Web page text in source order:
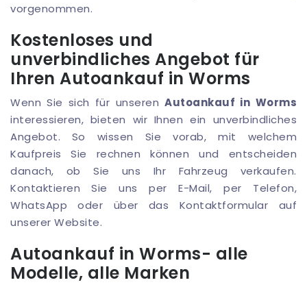
vorgenommen.
Kostenloses und
unverbindliches Angebot für
Ihren Autoankauf in Worms
Wenn Sie sich für unserenAutoankauf in Worms
interessieren, bieten wir Ihnen ein unverbindliches
Angebot. So wissen Sie vorab, mit welchem
Kaufpreis Sie rechnen können und entscheiden
danach, ob Sie uns Ihr Fahrzeug verkaufen.
Kontaktieren Sie uns per E-Mail, per Telefon,
WhatsApp oder über das Kontaktformular auf
unserer Website.
Autoankauf in Worms- alle
Modelle, alle Marken